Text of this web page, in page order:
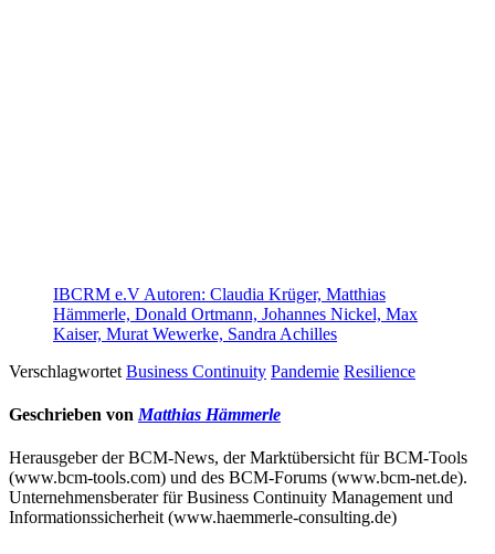
IBCRM e.V Autoren: Claudia Krüger, Matthias
Hämmerle, Donald Ortmann, Johannes Nickel, Max
Kaiser, Murat Wewerke, Sandra Achilles
Verschlagwortet Business Continuity Pandemie Resilience
Geschrieben von Matthias Hämmerle
Herausgeber der BCM-News, der Marktübersicht für BCM-Tools
(www.bcm-tools.com) und des BCM-Forums (www.bcm-net.de).
Unternehmensberater für Business Continuity Management und
Informationssicherheit (www.haemmerle-consulting.de)